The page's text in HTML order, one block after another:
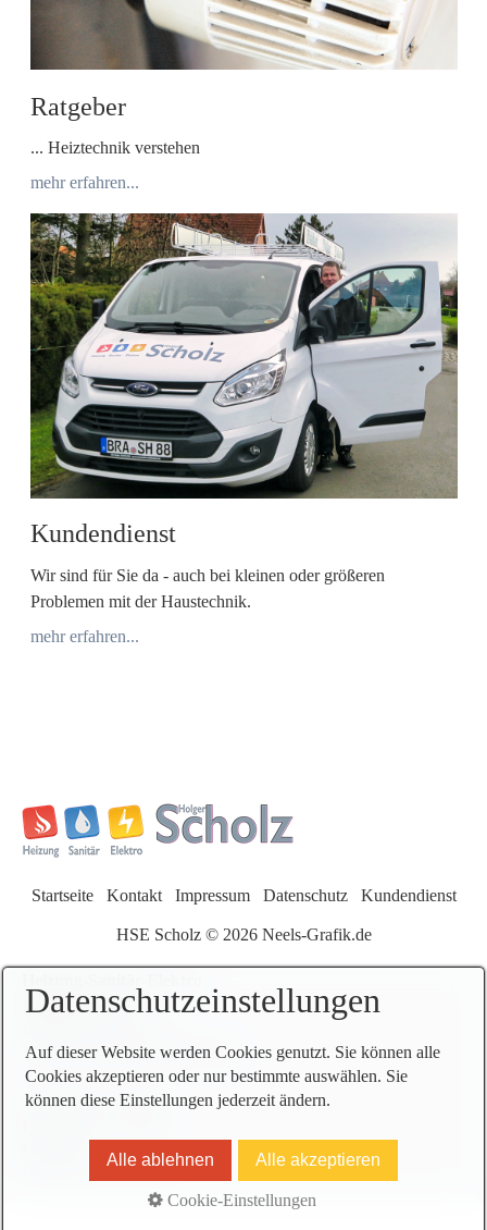
Ratgeber
... Heiztechnik verstehen
mehr erfahren...
Kundendienst
Wir sind für Sie da - auch bei kleinen oder größeren
Problemen mit der Haustechnik.
mehr erfahren...
Startseite Kontakt Impressum Datenschutz Kundendienst
HSE Scholz © 2026 Neels-Grafik.de
Holger Scholz
26954 Nordenham-Abbehausen
Tel:04731 - 21 522
Datenschutzeinstellungen
Auf dieser Website werden Cookies genutzt. Sie können alle
Cookies akzeptieren oder nur bestimmte auswählen. Sie
können diese Einstellungen jederzeit ändern.
Alle ablehnen Alle akzeptieren
Cookie-Einstellungen